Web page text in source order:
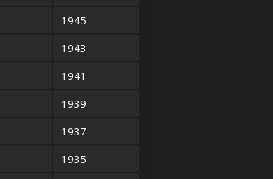
1945
1943
1941
1939
1937
1935